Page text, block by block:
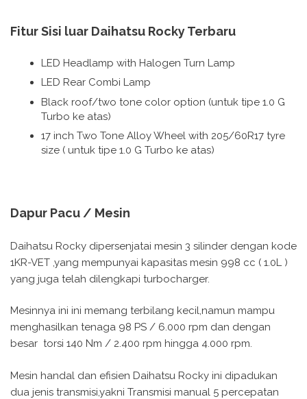
Fitur Sisi luar Daihatsu Rocky Terbaru
LED Headlamp with Halogen Turn Lamp
LED Rear Combi Lamp
Black roof/two tone color option (untuk tipe 1.0 G
Turbo ke atas)
17 inch Two Tone Alloy Wheel with 205/60R17 tyre
size ( untuk tipe 1.0 G Turbo ke atas)
Dapur Pacu / Mesin
Daihatsu Rocky dipersenjatai mesin 3 silinder dengan kode
1KR-VET ,yang mempunyai kapasitas mesin 998 cc ( 1.0L )
yang juga telah dilengkapi turbocharger.
Mesinnya ini ini memang terbilang kecil,namun mampu
menghasilkan tenaga 98 PS / 6.000 rpm dan dengan
besar torsi 140 Nm / 2.400 rpm hingga 4.000 rpm.
Mesin handal dan efisien Daihatsu Rocky ini dipadukan
dua jenis transmisi,yakni Transmisi manual 5 percepatan